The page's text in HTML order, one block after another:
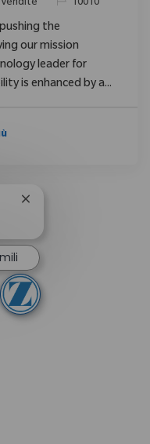
Vendite 10010
the
our mission
leader for
is enhanced by a...
Chiudi la notifica del